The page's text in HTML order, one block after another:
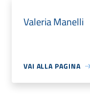
Valeria Manelli
VAI ALLA PAGINA